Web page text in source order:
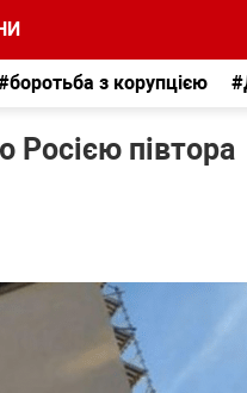
з корупцією
півтора